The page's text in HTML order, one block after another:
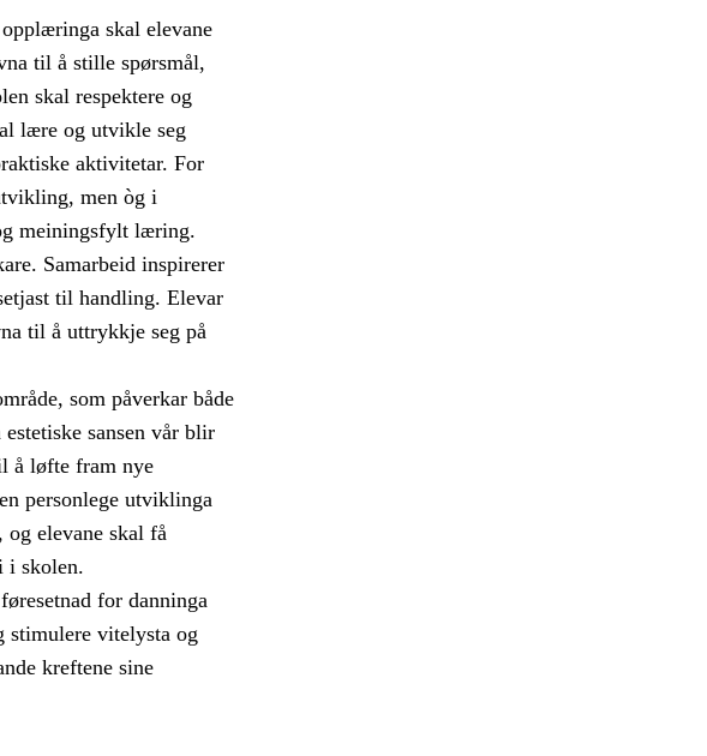
skal elevane
til å stille spørsmål,
skal respektere og
lære og utvikle seg
aktivitetar. For
men òg i
meiningsfylt læring.
Samarbeid inspirerer
til handling. Elevar
til å uttrykkje seg på
som påverkar både
sansen vår blir
å løfte fram nye
personlege utviklinga
elevane skal få
i skolen.
for danninga
stimulere vitelysta og
kreftene sine